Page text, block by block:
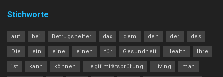
Stichworte
auf bei Betrugshelfer das dem den der des
Die ein eine einen für Gesundheit Health Ihre
ist kann können Legitimitätsprüfung Living man